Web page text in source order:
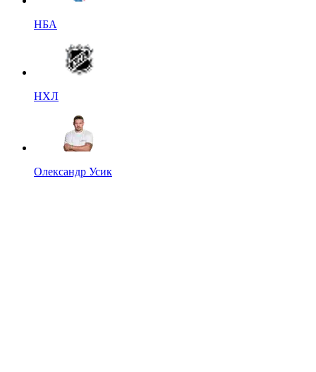
НБА
НХЛ
Олександр Усик